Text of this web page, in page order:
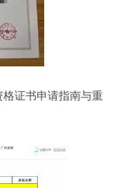
证书申请指南与重